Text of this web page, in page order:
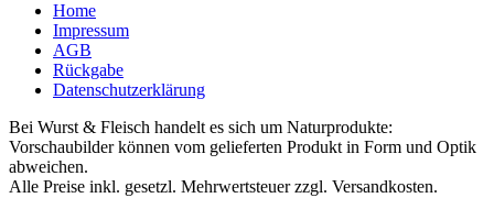
Home
Impressum
AGB
Rückgabe
Datenschutzerklärung
Bei Wurst & Fleisch handelt es sich um Naturprodukte:
Vorschaubilder können vom gelieferten Produkt in Form und Optik
abweichen.
Alle Preise inkl. gesetzl. Mehrwertsteuer zzgl. Versandkosten.